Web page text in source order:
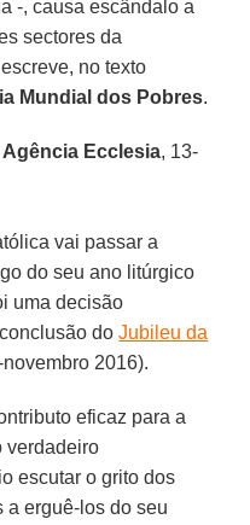
-, causa escândalo a
sectores da
no texto
Mundial dos Pobres.
Agência Ecclesia, 13-
vai passar a
do seu ano litúrgico
uma decisão
doJubileu da
2016).
eficaz para a
verdadeiro
escutar o grito dos
a erguê-los do seu